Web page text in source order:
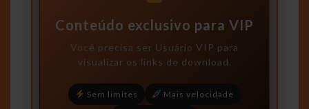
Conteúdo exclusivo para VIP
Você precisa ser Usuário VIP para
visualizar os links de download.
Sem limites Mais velocidade